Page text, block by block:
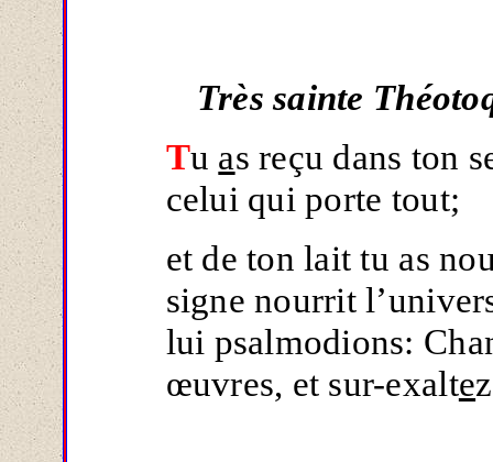
Très sainte
Tu as reçu dans ton
celui qui porte tout;
et de ton lait tu as
signe nourrit
lui psalmodions:
œuvres, et sur-exalte